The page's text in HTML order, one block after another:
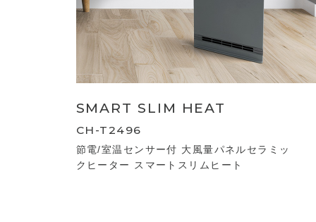
SMART SLIM HEAT
CH-T2496
節電/室温センサー付 大風量パネルセラミッ
クヒーター スマートスリムヒート